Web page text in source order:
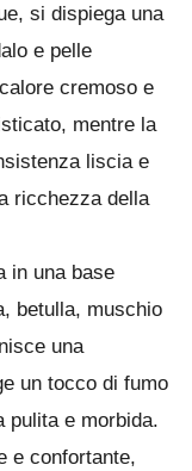
si dispiega una
e pelle
cremoso e
mentre la
liscia e
ricchezza della
in una base
betulla, muschio
una
un tocco di fumo
pulita e morbida.
e confortante,